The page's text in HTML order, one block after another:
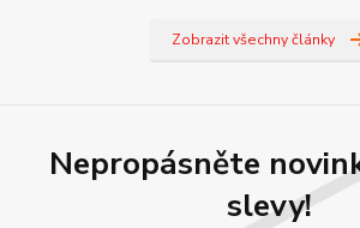
Zobrazit všechny články
Nepropásněte
slevy!